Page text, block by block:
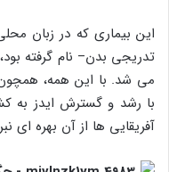
تدریجی بدن– نام گرفته
می‌ شد. با این همه،
با رشد و گسترش ایدز به
آفریقایی‌ ها از آن بهره‌ ای